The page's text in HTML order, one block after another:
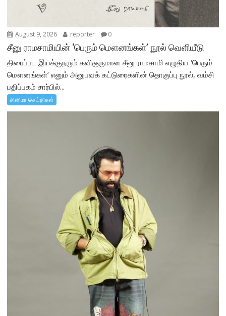
August 9, 2026 reporter 0
சீனு ராமசாமியின் ‘பெரும் மௌனங்கள்’ நூல் வெளியீடு
திரைப்பட இயக்குநரும் கவிஞருமான சீனு ராமசாமி எழுதிய ‘பெரும்
மௌனங்கள்’ எனும் அனுபவக் கட்டுரைகளின் தொகுப்பு நூல், வம்சி
பதிப்பகம் சார்பில்...
சினிமா செய்திகள்